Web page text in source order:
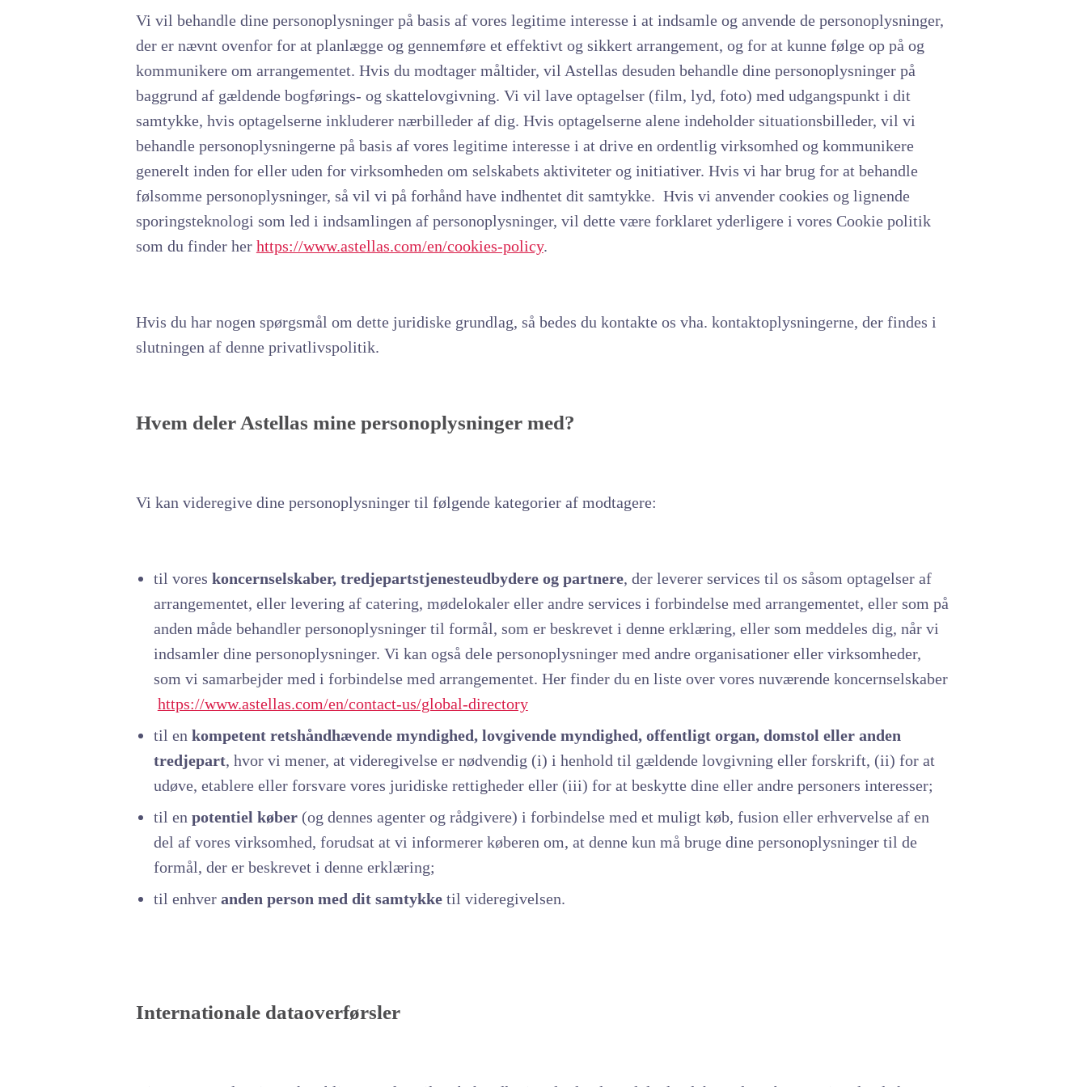
Vi vil behandle dine personoplysninger på basis af vores legitime interesse i at indsamle og anvende de personoplysninger,
der er nævnt ovenfor for at planlægge og gennemføre et effektivt og sikkert arrangement, og for at kunne følge op på og
kommunikere om arrangementet. Hvis du modtager måltider, vil Astellas desuden behandle dine personoplysninger på
baggrund af gældende bogførings- og skattelovgivning. Vi vil lave optagelser (film, lyd, foto) med udgangspunkt i dit
samtykke, hvis optagelserne inkluderer nærbilleder af dig. Hvis optagelserne alene indeholder situationsbilleder, vil vi
behandle personoplysningerne på basis af vores legitime interesse i at drive en ordentlig virksomhed og kommunikere
generelt inden for eller uden for virksomheden om selskabets aktiviteter og initiativer. Hvis vi har brug for at behandle
følsomme personoplysninger, så vil vi på forhånd have indhentet dit samtykke. Hvis vi anvender cookies og lignende
sporingsteknologi som led i indsamlingen af personoplysninger, vil dette være forklaret yderligere i vores Cookie politik
som du finder her https://www.astellas.com/en/cookies-policy.
Hvis du har nogen spørgsmål om dette juridiske grundlag, så bedes du kontakte os vha. kontaktoplysningerne, der findes i
slutningen af denne privatlivspolitik.
Hvem deler Astellas mine personoplysninger med?
Vi kan videregive dine personoplysninger til følgende kategorier af modtagere:
til vores koncernselskaber, tredjepartstjenesteudbydere og partnere, der leverer services til os såsom optagelser af
arrangementet, eller levering af catering, mødelokaler eller andre services i forbindelse med arrangementet, eller som på
anden måde behandler personoplysninger til formål, som er beskrevet i denne erklæring, eller som meddeles dig, når vi
indsamler dine personoplysninger. Vi kan også dele personoplysninger med andre organisationer eller virksomheder,
som vi samarbejder med i forbindelse med arrangementet. Her finder du en liste over vores nuværende koncernselskaber
https://www.astellas.com/en/contact-us/global-directory
til en kompetent retshåndhævende myndighed, lovgivende myndighed, offentligt organ, domstol eller anden
tredjepart, hvor vi mener, at videregivelse er nødvendig (i) i henhold til gældende lovgivning eller forskrift, (ii) for at
udøve, etablere eller forsvare vores juridiske rettigheder eller (iii) for at beskytte dine eller andre personers interesser;
til en potentiel køber(og dennes agenter og rådgivere) i forbindelse med et muligt køb, fusion eller erhvervelse af en
del af vores virksomhed, forudsat at vi informerer køberen om, at denne kun må bruge dine personoplysninger til de
formål, der er beskrevet i denne erklæring;
til enhver anden person med dit samtykketil videregivelsen.
Internationale dataoverførsler